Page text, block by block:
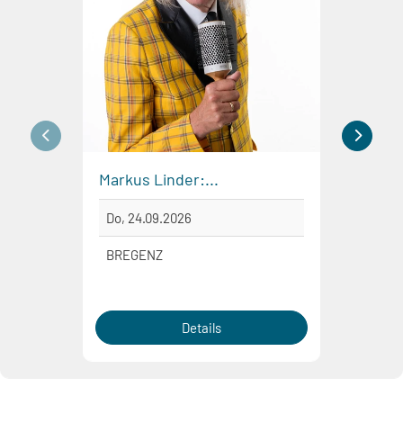
Markus Linder:...
Do, 24.09.2026
BREGENZ
Details